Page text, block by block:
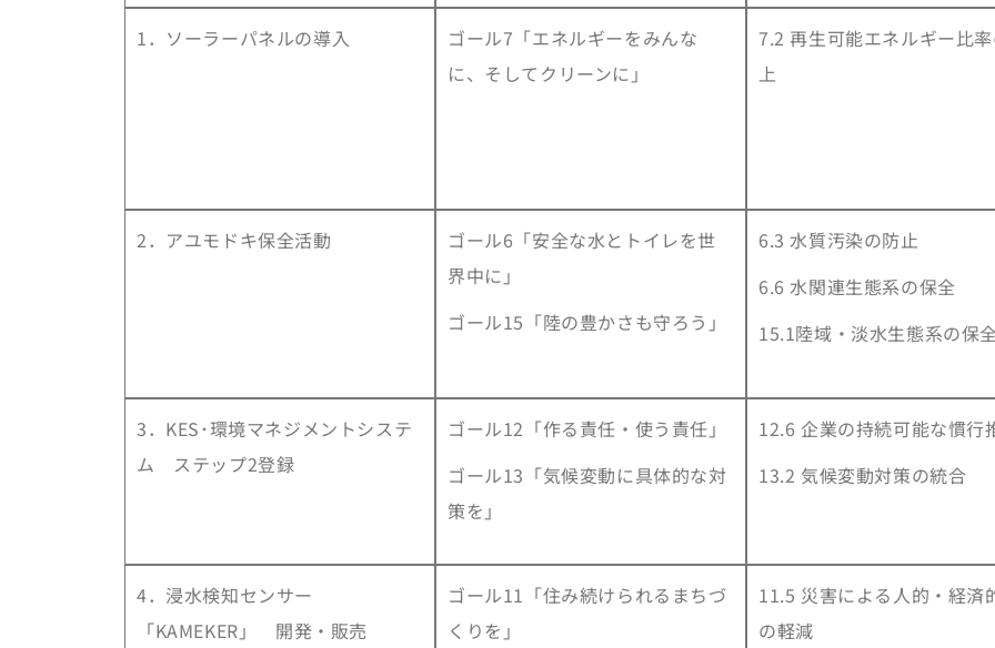
1．ソーラーパネルの導入
ゴール7「エネルギーをみんな
に、そしてクリーンに」
7.2 再生可能エネルギー比
上
2．アユモドキ保全活動
ゴール6「安全な水とトイレを世
界中に」
ゴール15「陸の豊かさも守ろう」
6.3 水質汚染の防止
6.6 水関連生態系の保全
15.1陸域・淡水生態系の保
3．KES･環境マネジメントシステ
ム ステップ2登録
ゴール12「作る責任・使う責任」
ゴール13「気候変動に具体的な対
策を」
12.6 企業の持続可能な慣行
13.2 気候変動対策の統合
4．浸水検知センサー
「KAMEKER」 開発・販売
ゴール11「住み続けられるまちづ
くりを」
11.5 災害による人的・経済
の軽減